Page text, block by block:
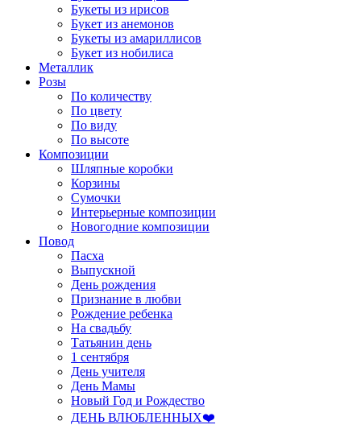
Букеты из ирисов
Букет из анемонов
Букеты из амариллисов
Букет из нобилиса
Металлик
Розы
По количеству
По цвету
По виду
По высоте
Композиции
Шляпные коробки
Корзины
Сумочки
Интерьерные композиции
Новогодние композиции
Повод
Пасха
Выпускной
День рождения
Признание в любви
Рождение ребенка
На свадьбу
Татьянин день
1 сентября
День учителя
День Мамы
Новый Год и Рождество
ДЕНЬ ВЛЮБЛЕННЫХ❤️